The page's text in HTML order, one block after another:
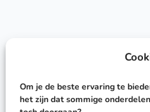
Om je de beste ervaring te
het zijn dat sommige